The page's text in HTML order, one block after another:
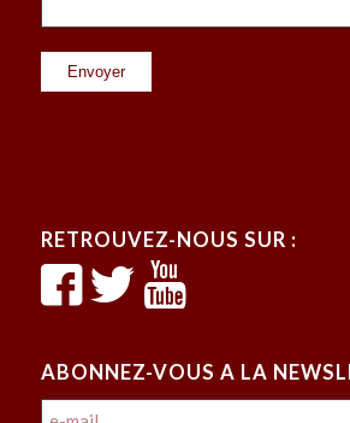
RETROUVEZ-NOUS SUR :
ABONNEZ-VOUS A LA